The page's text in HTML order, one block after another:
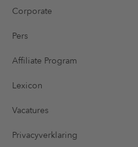
Corporate
Pers
Affiliate Program
Lexicon
Vacatures
Privacyverklaring